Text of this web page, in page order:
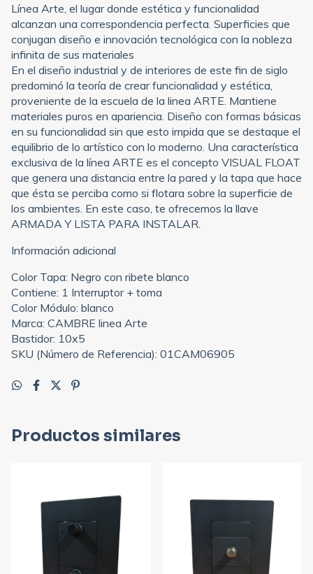
Línea Arte, el lugar donde estética y funcionalidad
alcanzan una correspondencia perfecta. Superficies que
conjugan diseño e innovación tecnológica con la nobleza
infinita de sus materiales
En el diseño industrial y de interiores de este fin de siglo
predominó la teoría de crear funcionalidad y estética,
proveniente de la escuela de la linea ARTE. Mantiene
materiales puros en apariencia. Diseño con formas básicas
en su funcionalidad sin que esto impida que se destaque el
equilibrio de lo artístico con lo moderno. Una característica
exclusiva de la línea ARTE es el concepto VISUAL FLOAT
que genera una distancia entre la pared y la tapa que hace
que ésta se perciba como si flotara sobre la superficie de
los ambientes. En este caso, te ofrecemos la llave
ARMADA Y LISTA PARA INSTALAR.
Información adicional
Color Tapa: Negro con ribete blanco
Contiene: 1 Interruptor + toma
Color Módulo: blanco
Marca: CAMBRE linea Arte
Bastidor: 10x5
SKU (Número de Referencia): 01CAM06905
Productos similares